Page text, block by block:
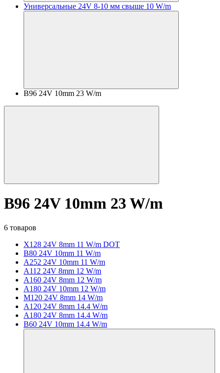
Универсальные 24V 8-10 мм свыше 10 W/m
B96 24V 10mm 23 W/m
B96 24V 10mm 23 W/m
6 товаров
X128 24V 8mm 11 W/m DOT
B80 24V 10mm 11 W/m
A252 24V 10mm 11 W/m
A112 24V 8mm 12 W/m
A160 24V 8mm 12 W/m
A180 24V 10mm 12 W/m
M120 24V 8mm 14 W/m
A120 24V 8mm 14.4 W/m
A180 24V 8mm 14.4 W/m
B60 24V 10mm 14.4 W/m